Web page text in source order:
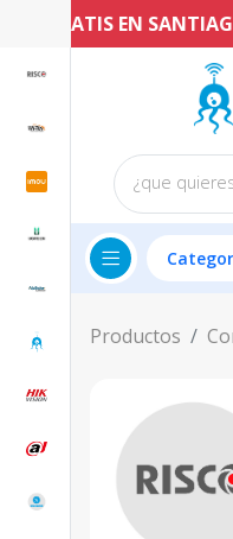
GRATIS EN SANTIAGO
¿que
Productos